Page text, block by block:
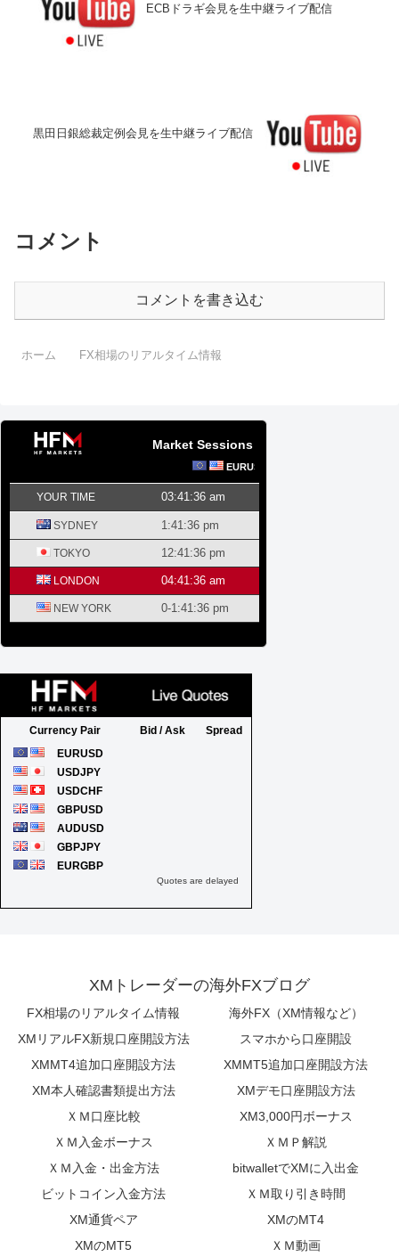
ECBドラギ会見を生中継ライブ配信
黒田日銀総裁定例会見を生中継ライブ配信
コメント
コメントを書き込む
ホーム FX相場のリアルタイム情報
Market Sessions
XMトレーダーの海外FXブログ
FX相場のリアルタイム情報
海外FX（XM情報など）
XMリアルFX新規口座開設方法
スマホから口座開設
XMMT4追加口座開設方法
XMMT5追加口座開設方法
XM本人確認書類提出方法
XMデモ口座開設方法
ＸＭ口座比較
XM3,000円ボーナス
ＸＭ入金ボーナス
ＸＭＰ解説
ＸＭ入金・出金方法
bitwalletでXMに入出金
ビットコイン入金方法
ＸＭ取り引き時間
XM通貨ペア
XMのMT4
XMのMT5
ＸＭ動画